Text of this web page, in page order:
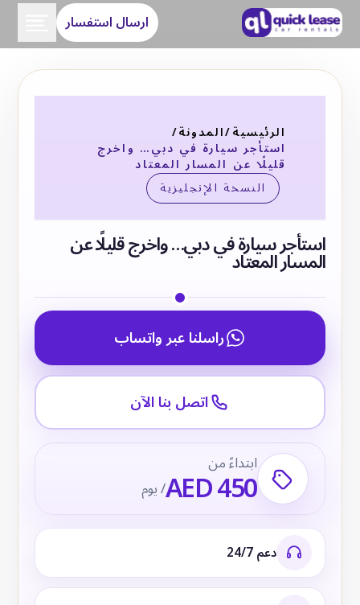
ارسال استفسار
الرئيسية/المدونة/
استأجر سيارة في دبي… واخرج
قليلًا عن المسار المعتاد
النسخة الإنجليزية
استأجر سيارة في دبي… واخرج قليلًا عن
المسار المعتاد
راسلنا عبر واتساب
اتصل بنا الآن
ابتداءً من
AED 450/ يوم
دعم 24/7